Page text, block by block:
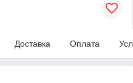
Доставка Оплата